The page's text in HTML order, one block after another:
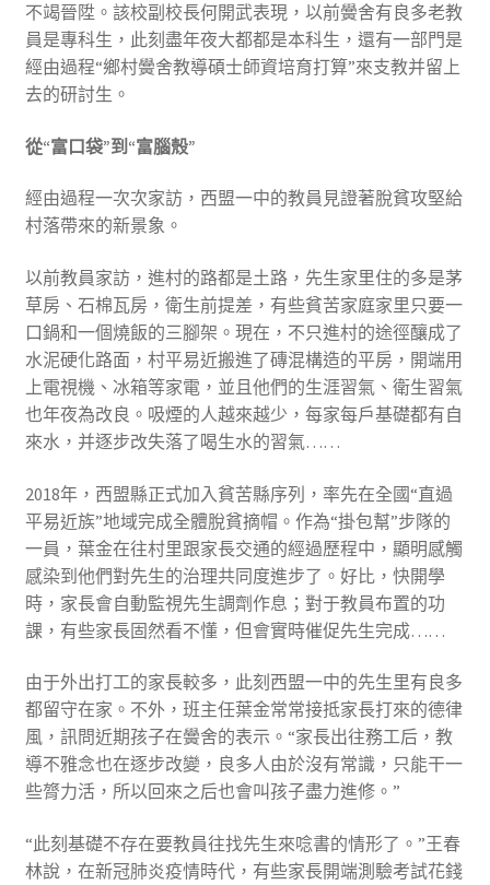
不竭晉陞。該校副校長何開武表現，以前黌舍有良多老教
員是專科生，此刻盡年夜大都都是本科生，還有一部門是
經由過程“鄉村黌舍教導碩士師資培育打算”來支教并留上
去的研討生。
從“富口袋”到“富腦殼”
經由過程一次次家訪，西盟一中的教員見證著脫貧攻堅給
村落帶來的新景象。
以前教員家訪，進村的路都是土路，先生家里住的多是茅
草房、石棉瓦房，衛生前提差，有些貧苦家庭家里只要一
口鍋和一個燒飯的三腳架。現在，不只進村的途徑釀成了
水泥硬化路面，村平易近搬進了磚混構造的平房，開端用
上電視機、冰箱等家電，並且他們的生涯習氣、衛生習氣
也年夜為改良。吸煙的人越來越少，每家每戶基礎都有自
來水，并逐步改失落了喝生水的習氣……
2018年，西盟縣正式加入貧苦縣序列，率先在全國“直過
平易近族”地域完成全體脫貧摘帽。作為“掛包幫”步隊的
一員，葉金在往村里跟家長交通的經過歷程中，顯明感觸
感染到他們對先生的治理共同度進步了。好比，快開學
時，家長會自動監視先生調劑作息；對于教員布置的功
課，有些家長固然看不懂，但會實時催促先生完成……
由于外出打工的家長較多，此刻西盟一中的先生里有良多
都留守在家。不外，班主任葉金常常接抵家長打來的德律
風，訊問近期孩子在黌舍的表示。“家長出往務工后，教
導不雅念也在逐步改變，良多人由於沒有常識，只能干一
些膂力活，所以回來之后也會叫孩子盡力進修。”
“此刻基礎不存在要教員往找先生來唸書的情形了。”王春
林說，在新冠肺炎疫情時代，有些家長開端測驗考試花錢